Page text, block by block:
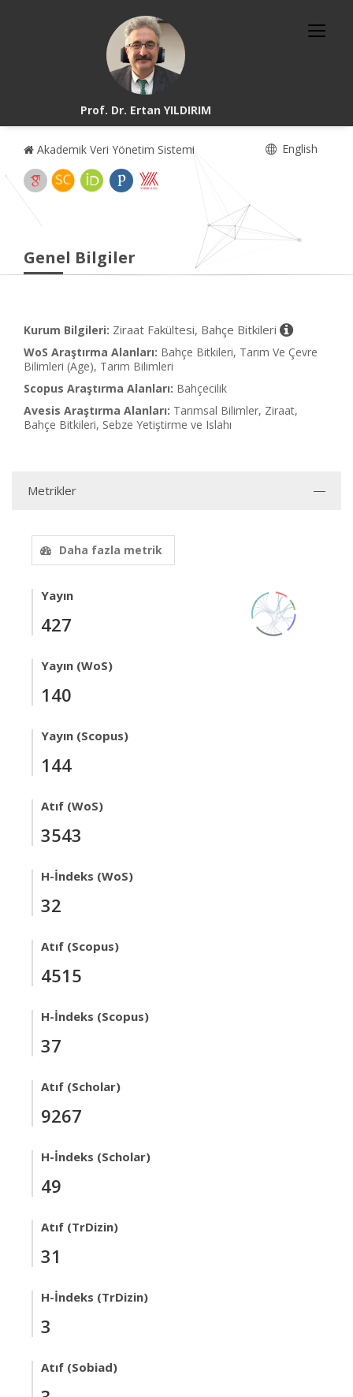
Prof. Dr. Ertan YILDIRIM
Akademik Veri Yönetim Sistemi English
Genel Bilgiler
Kurum Bilgileri: Ziraat Fakültesi, Bahçe Bitkileri
WoS Araştırma Alanları: Bahçe Bitkileri, Tarım Ve Çevre
Bilimleri (Age), Tarım Bilimleri
Scopus Araştırma Alanları: Bahçecilik
Avesis Araştırma Alanları: Tarımsal Bilimler, Ziraat,
Bahçe Bitkileri, Sebze Yetiştirme ve Islahı
Metrikler
Daha fazla metrik
Yayın
427
Yayın (WoS)
140
Yayın (Scopus)
144
Atıf (WoS)
3543
H-İndeks (WoS)
32
Atıf (Scopus)
4515
H-İndeks (Scopus)
37
Atıf (Scholar)
9267
H-İndeks (Scholar)
49
Atıf (TrDizin)
31
H-İndeks (TrDizin)
3
Atıf (Sobiad)